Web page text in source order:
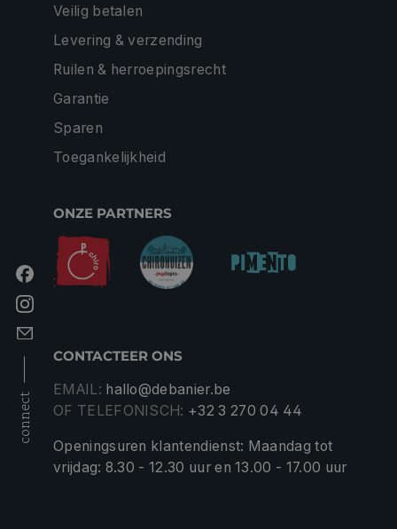
connect
Veilig betalen
Levering & verzending
Ruilen & herroepingsrecht
Garantie
Sparen
Toegankelijkheid
ONZE PARTNERS
CONTACTEER ONS
EMAIL: hallo@debanier.be
OF TELEFONISCH: +32 3 270 04 44
Openingsuren klantendienst: Maandag tot
vrijdag: 8.30 - 12.30 uur en 13.00 - 17.00 uur